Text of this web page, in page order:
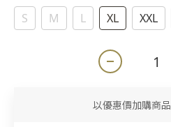
S M L XL XXL
以優惠價加購商品